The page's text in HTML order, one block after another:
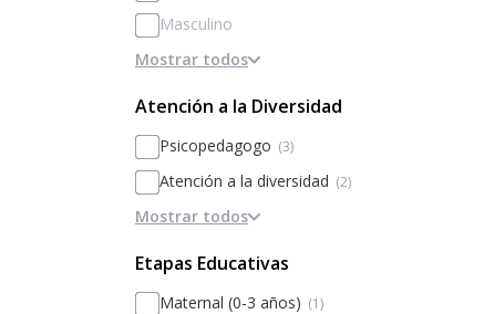
Masculino
Femenino
Diferenciado por sexos
Mostrar todos
Atención a la Diversidad
Psicopedagogo (3)
Atención a la diversidad (2)
Deficiencia auditiva
Discapacidad intelectual
Mostrar todos
Etapas Educativas
Maternal (0-3 años) (1)